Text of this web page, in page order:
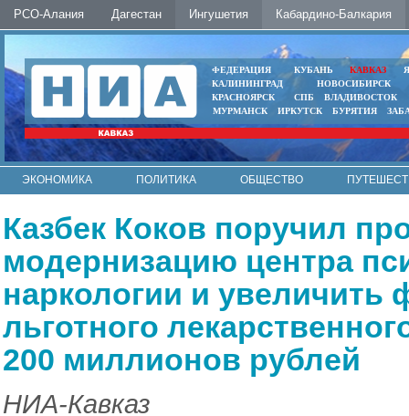
РСО-Алания Дагестан Ингушетия Кабардино-Балкария
ФЕДЕРАЦИЯ КУБАНЬ КАВКАЗ
КАЛИНИНГРАД
НОВОСИБИРСК
КРАСНОЯРСК
СПБ
ВЛАДИВОСТОК
МУРМАНСК
ИРКУТСК БУРЯТИЯ
ЭКОНОМИКА ПОЛИТИКА ОБЩЕСТВО
Казбек Коков поручил
модернизацию центра
наркологии и увеличить
льготного
200 миллионов рублей
НИА-Кавказ